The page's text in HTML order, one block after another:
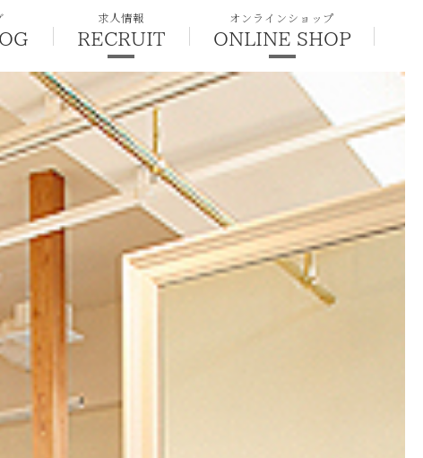
求人情報
RECRUIT
オンラインショップ
ONLINE SHOP